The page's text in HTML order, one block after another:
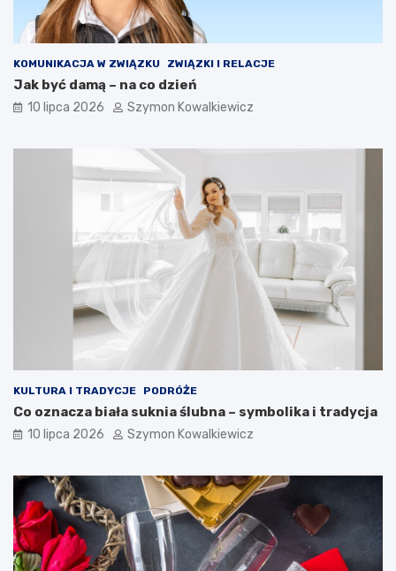
KOMUNIKACJA W ZWIĄZKU ZWIĄZKI I RELACJE
Jak być damą – na co dzień
10 lipca 2026 Szymon Kowalkiewicz
KULTURA I TRADYCJE PODRÓŻE
Co oznacza biała suknia ślubna – symbolika i tradycja
10 lipca 2026 Szymon Kowalkiewicz